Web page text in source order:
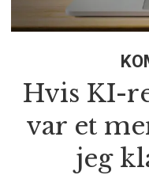
Hvis KI-
var et
jeg